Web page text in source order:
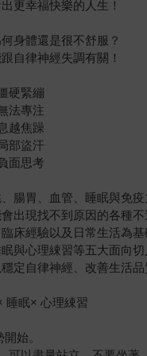
更幸福快樂的人生！
身體還是很不舒服？
自律神經失調有關！
硬緊繃
法專注
越焦躁
部盜汗
面思考
腸胃、血管、睡眠與免疫
出現找不到原因的各種不
床經驗以及日常生活為基
與心理綀習等五大面向切
定自律神經、改善生活品
睡眠× 心理綀習
始。